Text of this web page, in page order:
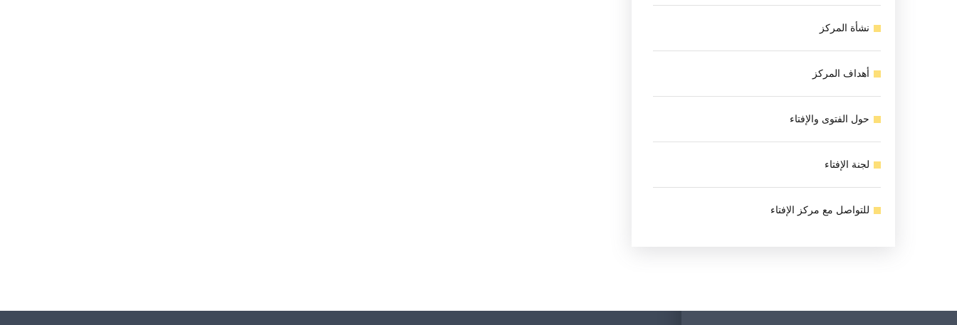
نشأة المركز
أهداف المركز
حول الفتوى والإفتاء
لجنة الإفتاء
للتواصل مع مركز الإفتاء